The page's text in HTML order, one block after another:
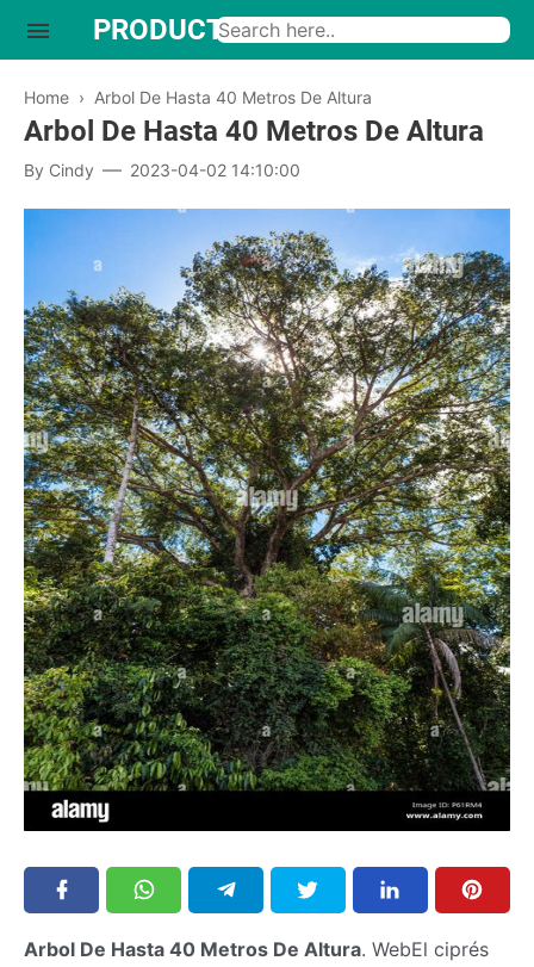
Home › Arbol De Hasta 40 Metros De Altura
Arbol De Hasta 40 Metros De Altura
By Cindy 2023-04-02 14:10:00
Arbol De Hasta 40 Metros De Altura. WebEl ciprés